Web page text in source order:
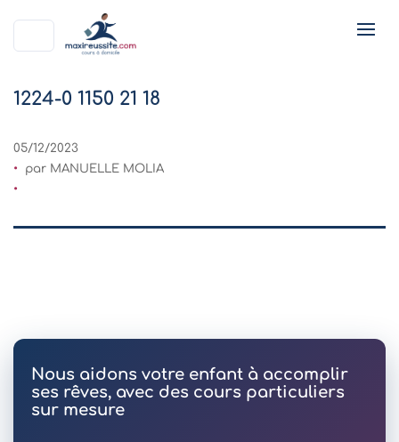
1224-0 1150 21 18
05/12/2023
par MANUELLE MOLIA
Nous aidons votre enfant à accomplir
ses rêves, avec des cours particuliers
sur mesure